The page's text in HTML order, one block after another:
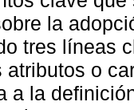
la
tres líneas
atributos o
a la